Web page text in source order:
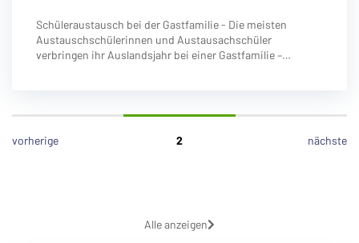
Schüleraustausch bei der Gastfamilie - Die meisten
Austauschschülerinnen und Austausachschüler
verbringen ihr Auslandsjahr bei einer Gastfamilie –…
vorherige 2 nächste
Alle anzeigen